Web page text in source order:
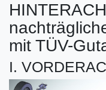
mit TÜV-
I.